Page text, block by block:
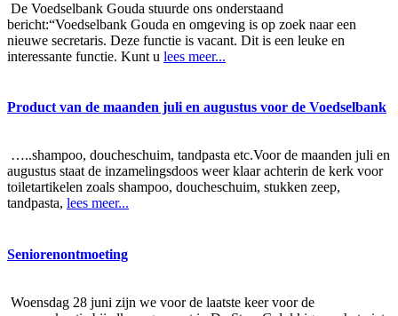
De Voedselbank Gouda stuurde ons onderstaand
bericht:“Voedselbank Gouda en omgeving is op zoek naar een
nieuwe secretaris. Deze functie is vacant. Dit is een leuke en
interessante functie. Kunt u lees meer...
Product van de maanden juli en augustus voor de Voedselbank
…..shampoo, doucheschuim, tandpasta etc.Voor de maanden juli en
augustus staat de inzamelingsdoos weer klaar achterin de kerk voor
toiletartikelen zoals shampoo, doucheschuim, stukken zeep,
tandpasta, lees meer...
Seniorenontmoeting
Woensdag 28 juni zijn we voor de laatste keer voor de